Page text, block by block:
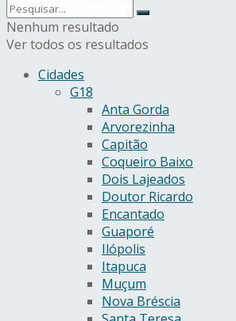
Nenhum resultado
Ver todos os resultados
Cidades
G18
Anta Gorda
Arvorezinha
Capitão
Coqueiro Baixo
Dois Lajeados
Doutor Ricardo
Encantado
Guaporé
Ilópolis
Itapuca
Muçum
Nova Bréscia